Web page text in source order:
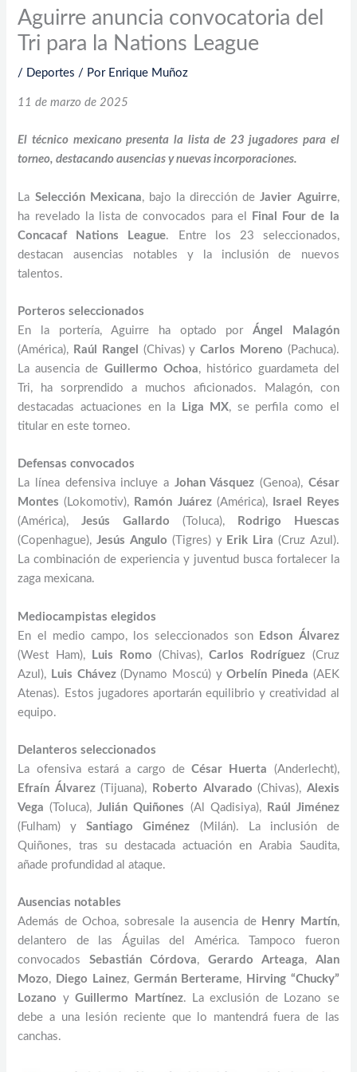
Aguirre anuncia convocatoria del
Tri para la Nations League
/ Deportes / Por Enrique Muñoz
11 de marzo de 2025
El técnico mexicano presenta la lista de 23 jugadores para el
torneo, destacando ausencias y nuevas incorporaciones.
La Selección Mexicana, bajo la dirección deJavier Aguirre,
ha revelado la lista de convocados para el
Final Four de la
Concacaf Nations League. Entre los 23 seleccionados,
destacan ausencias notables y la inclusión de nuevos
talentos.
Porteros seleccionados
En la portería, Aguirre ha optado por Ángel Malagón
(América), Raúl Rangel (Chivas) yCarlos Moreno (Pachuca).
La ausencia de Guillermo Ochoa, histórico guardameta del
Tri, ha sorprendido a muchos aficionados. Malagón, con
destacadas actuaciones en la
Liga MX, se perfila como el
titular en este torneo.
Defensas convocados
La línea defensiva incluye a Johan Vásquez (Genoa), César
Montes (Lokomotiv), Ramón Juárez(América),
Israel Reyes
(América),Jesús Gallardo (Toluca),
Rodrigo Huescas
(Copenhague),Jesús Angulo (Tigres) y Erik Lira (Cruz Azul).
La combinación de experiencia y juventud busca fortalecer la
zaga mexicana.
Mediocampistas elegidos
En el medio campo, los seleccionados son
Edson Álvarez
(West Ham),
Luis Romo (Chivas),Carlos Rodríguez (Cruz
Azul), Luis Chávez(Dynamo Moscú) yOrbelín Pineda (AEK
Atenas). Estos jugadores aportarán equilibrio y creatividad al
equipo.
Delanteros seleccionados
La ofensiva estará a cargo deCésar Huerta (Anderlecht),
Efraín Álvarez(Tijuana), Roberto Alvarado (Chivas), Alexis
Vega (Toluca),Julián Quiñones (Al Qadisiya),
Raúl Jiménez
(Fulham) ySantiago Giménez (Milán). La inclusión de
Quiñones, tras su destacada actuación en Arabia Saudita,
añade profundidad al ataque.
Ausencias notables
Además de Ochoa, sobresale la ausencia de Henry Martín,
delantero de las Águilas del América. Tampoco fueron
convocados Sebastián Córdova, Gerardo Arteaga, Alan
Mozo, Diego Lainez, Germán Berterame, Hirving “Chucky”
Lozano yGuillermo Martínez. La exclusión de Lozano se
debe a una lesión reciente que lo mantendrá fuera de las
canchas.